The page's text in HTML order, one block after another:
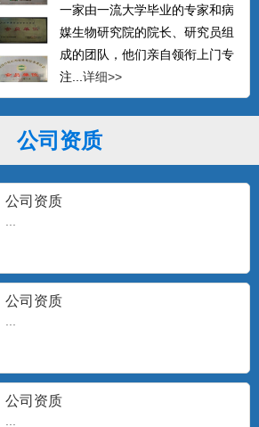
一家由一流大学毕业的专家和病
媒生物研究院的院长、研究员组
成的团队，他们亲自领衔上门专
注... 详细>>
公司资质
公司资质
公司资质
公司资质